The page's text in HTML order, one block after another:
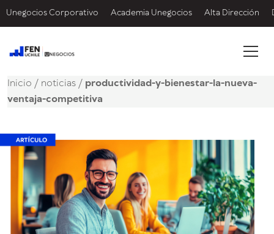
Unegocios Corporativo Academia Unegocios Alta Dirección
Inicio / noticias / productividad-y-bienestar-la-nueva-
ventaja-competitiva